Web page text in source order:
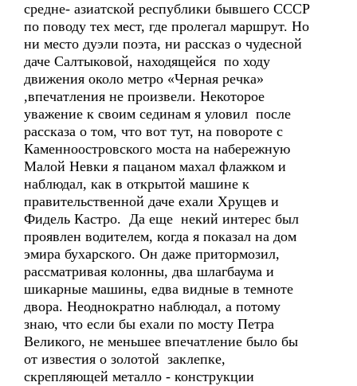
средне- азиатской республики бывшего СССР
по поводу тех мест, где пролегал маршрут. Но
ни место дуэли поэта, ни рассказ о чудесной
даче Салтыковой, находящейся по ходу
движения около метро «Черная речка»
,впечатления не произвели. Некоторое
уважение к своим сединам я уловил после
рассказа о том, что вот тут, на повороте с
Каменноостровского моста на набережную
Малой Невки я пацаном махал флажком и
наблюдал, как в открытой машине к
правительственной даче ехали Хрущев и
Фидель Кастро. Да еще некий интерес был
проявлен водителем, когда я показал на дом
эмира бухарского. Он даже притормозил,
рассматривая колонны, два шлагбаума и
шикарные машины, едва видные в темноте
двора. Неоднократно наблюдал, а потому
знаю, что если бы ехали по мосту Петра
Великого, не меньшее впечатление было бы
от известия о золотой заклепке,
скрепляющей металло - конструкции